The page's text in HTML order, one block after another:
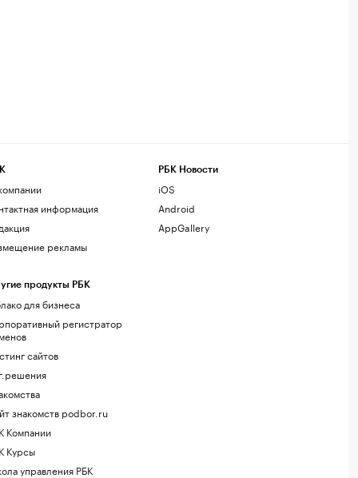
информация
рекламы
продукты РБК
для бизнеса
регистратор
сайтов
знакомств podbor.ru
Компании
Курсы
управления РБК
РБК Новости
iOS
Android
AppGallery